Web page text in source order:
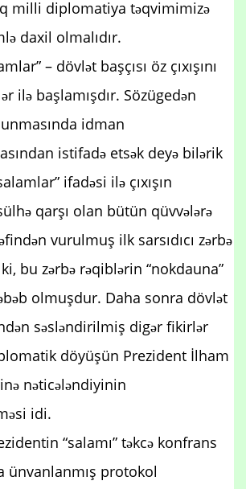
milli diplomatiya təqvimimizə
daxil olmalıdır.
– dövlət başçısı öz çıxışını
ilə başlamışdır. Sözügedən
idman
istifadə etsək deyə bilərik
ifadəsi ilə çıxışın
qarşı olan bütün qüvvələrə
vurulmuş ilk sarsıdıcı zərbə
bu zərbə rəqiblərin “nokdauna”
olmuşdur. Daha sonra dövlət
səsləndirilmiş digər fikirlər
döyüşün Prezident İlham
nəticələndiyinin
idi.
“salamı” təkcə konfrans
ünvanlanmış protokol